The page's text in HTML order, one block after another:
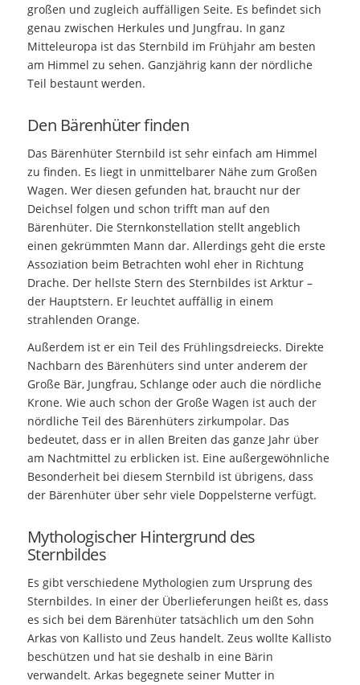
großen und zugleich auffälligen Seite. Es befindet sich
genau zwischen Herkules und Jungfrau. In ganz
Mitteleuropa ist das Sternbild im Frühjahr am besten
am Himmel zu sehen. Ganzjährig kann der nördliche
Teil bestaunt werden.
Den Bärenhüter finden
Das Bärenhüter Sternbild ist sehr einfach am Himmel
zu finden. Es liegt in unmittelbarer Nähe zum Großen
Wagen. Wer diesen gefunden hat, braucht nur der
Deichsel folgen und schon trifft man auf den
Bärenhüter. Die Sternkonstellation stellt angeblich
einen gekrümmten Mann dar. Allerdings geht die erste
Assoziation beim Betrachten wohl eher in Richtung
Drache. Der hellste Stern des Sternbildes ist Arktur –
der Hauptstern. Er leuchtet auffällig in einem
strahlenden Orange.
Außerdem ist er ein Teil des Frühlingsdreiecks. Direkte
Nachbarn des Bärenhüters sind unter anderem der
Große Bär, Jungfrau, Schlange oder auch die nördliche
Krone. Wie auch schon der Große Wagen ist auch der
nördliche Teil des Bärenhüters zirkumpolar. Das
bedeutet, dass er in allen Breiten das ganze Jahr über
am Nachtmittel zu erblicken ist. Eine außergewöhnliche
Besonderheit bei diesem Sternbild ist übrigens, dass
der Bärenhüter über sehr viele Doppelsterne verfügt.
Mythologischer Hintergrund des
Sternbildes
Es gibt verschiedene Mythologien zum Ursprung des
Sternbildes. In einer der Überlieferungen heißt es, dass
es sich bei dem Bärenhüter tatsächlich um den Sohn
Arkas von Kallisto und Zeus handelt. Zeus wollte Kallisto
beschützen und hat sie deshalb in eine Bärin
verwandelt. Arkas begegnete seiner Mutter in